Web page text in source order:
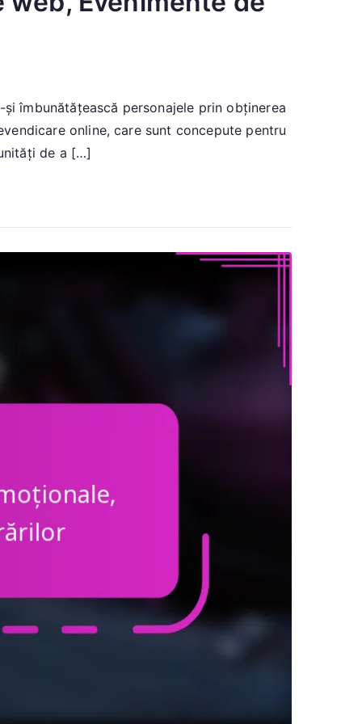
îmbunătățească personajele prin obținerea
online, care sunt concepute pentru
de a […]